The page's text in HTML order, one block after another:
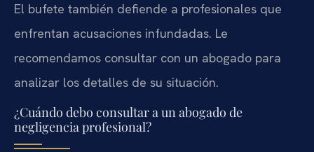
El bufete también defiende a profesionales que
enfrentan acusaciones infundadas. Le
recomendamos consultar con un abogado para
analizar los detalles de su situación.
¿Cuándo debo consultar a un abogado de
negligencia profesional?